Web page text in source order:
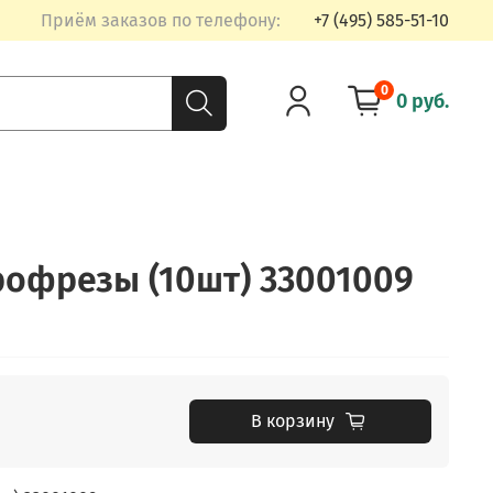
Приём заказов по телефону: +7 (495) 585-51-10
0 0 руб.
(10шт) 33001009
В корзину